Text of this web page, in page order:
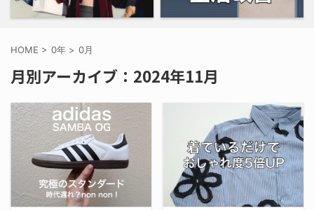
HOME > 0年 > 0月
月別アーカイブ：2024年11月